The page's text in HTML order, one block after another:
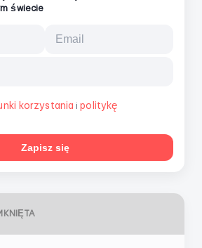
świecie
korzystania i politykę
Zapisz się